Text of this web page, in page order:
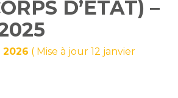
D’ÉTAT) –
2026 ( Mise à jour 12 janvier